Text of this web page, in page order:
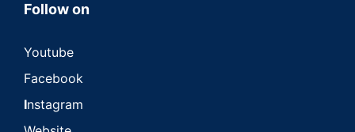
Follow on
Youtube
Facebook
Instagram